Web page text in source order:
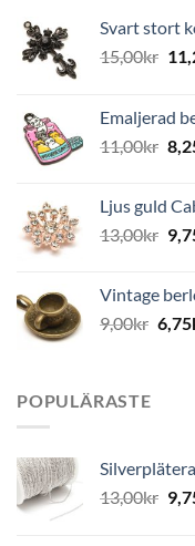
Svart stort
15,00kr
Emaljerad
11,00kr
Ljus guld
13,00kr
Vintage
9,00kr 6,75
POPULÄRASTE
13,00kr